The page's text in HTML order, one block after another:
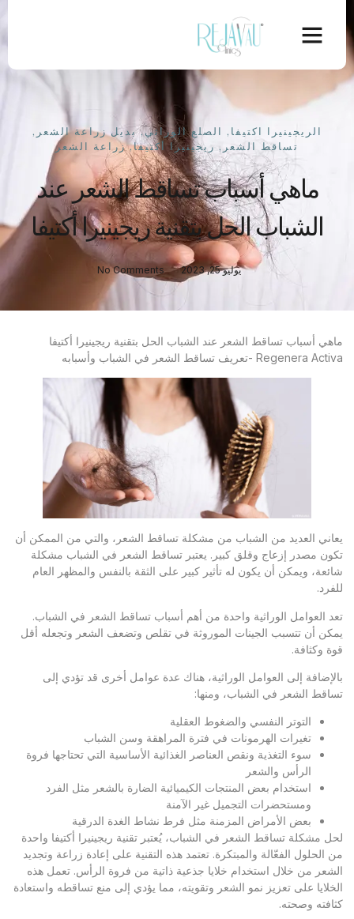
الريجينيرا اكتيفا , الصلع الوراثي,بديل زراعة الشعر ,
تساقط الشعر , ريجينيرا أكتيفا,زراعة الشعر
ماهي أسباب تساقط الشعر عند
الشباب الحل بتقنية ريجينيرا أكتيفا
يوليو 25, 2023 No Comments
ماهي أسباب تساقط الشعر عند الشباب الحل بتقنية ريجينيرا أكتيفا
Regenera Activa -تعريف تساقط الشعر في الشباب وأسبابه
يعاني العديد من الشباب من مشكلة تساقط الشعر، والتي من الممكن أن
تكون مصدر إزعاج وقلق كبير. يعتبر تساقط الشعر في الشباب مشكلة
شائعة، ويمكن أن يكون له تأثير كبير على الثقة بالنفس والمظهر العام
للفرد.
تعد العوامل الوراثية واحدة من أهم أسباب تساقط الشعر في الشباب.
يمكن أن تتسبب الجينات الموروثة في تقلص وتضعف الشعر وتجعله أقل
قوة وكثافة.
بالإضافة إلى العوامل الوراثية، هناك عدة عوامل أخرى قد تؤدي إلى
تساقط الشعر في الشباب، ومنها:
التوتر النفسي والضغوط العقلية
تغيرات الهرمونات في فترة المراهقة وسن الشباب
سوء التغذية ونقص العناصر الغذائية الأساسية التي تحتاجها فروة
الرأس والشعر
استخدام بعض المنتجات الكيميائية الضارة بالشعر مثل الفرد
ومستحضرات التجميل غير الآمنة
بعض الأمراض المزمنة مثل فرط نشاط الغدة الدرقية
لحل مشكلة تساقط الشعر في الشباب، يُعتبر تقنية ريجينيرا أكتيفا واحدة
من الحلول الفعّالة والمبتكرة. تعتمد هذه التقنية على إعادة زراعة وتجديد
الشعر من خلال استخدام خلايا جذعية ذاتية من فروة الرأس. تعمل هذه
الخلايا على تعزيز نمو الشعر وتقويته، مما يؤدي إلى منع تساقطه واستعادة
كثافته وصحته.